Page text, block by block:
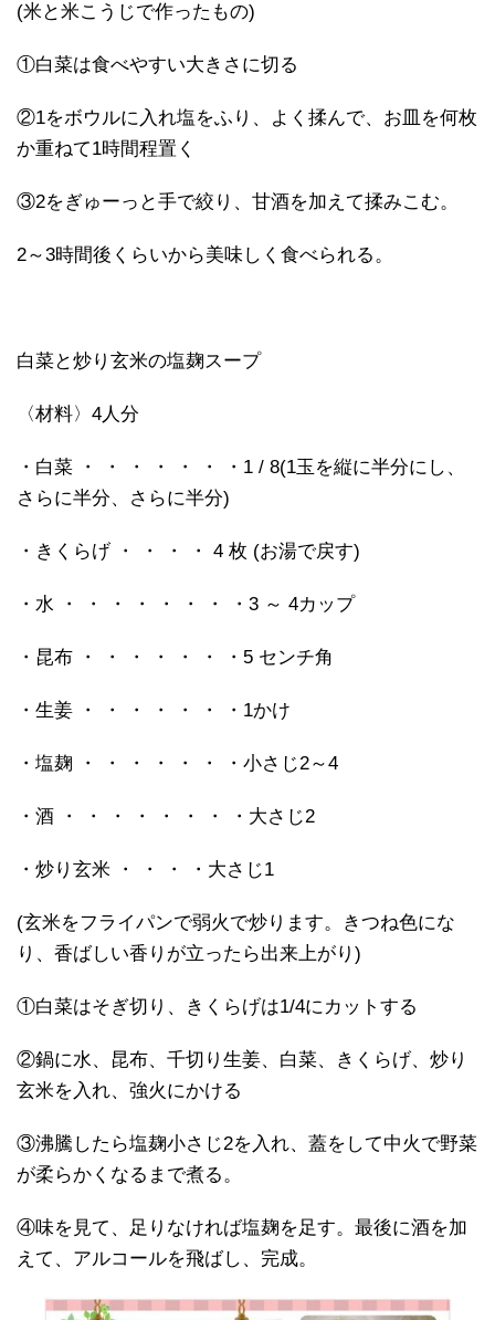
(米と米こうじで作ったもの)
①白菜は食べやすい大きさに切る
②1をボウルに入れ塩をふり、よく揉んで、お皿を何枚
か重ねて1時間程置く
③2をぎゅーっと手で絞り、甘酒を加えて揉みこむ。
2～3時間後くらいから美味しく食べられる。
白菜と炒り玄米の塩麹スープ
〈材料〉4人分
・白菜 ・ ・ ・ ・ ・ ・ ・1 / 8(1玉を縦に半分にし、
さらに半分、さらに半分)
・きくらげ ・ ・ ・ ・ 4 枚 (お湯で戻す)
・水 ・ ・ ・ ・ ・ ・ ・ ・3 ～ 4カップ
・昆布 ・ ・ ・ ・ ・ ・ ・5 センチ角
・生姜 ・ ・ ・ ・ ・ ・ ・1かけ
・塩麹 ・ ・ ・ ・ ・ ・ ・小さじ2～4
・酒 ・ ・ ・ ・ ・ ・ ・ ・大さじ2
・炒り玄米 ・ ・ ・ ・大さじ1
(玄米をフライパンで弱火で炒ります。きつね色にな
り、香ばしい香りが立ったら出来上がり)
①白菜はそぎ切り、きくらげは1/4にカットする
②鍋に水、昆布、千切り生姜、白菜、きくらげ、炒り
玄米を入れ、強火にかける
③沸騰したら塩麹小さじ2を入れ、蓋をして中火で野菜
が柔らかくなるまで煮る。
④味を見て、足りなければ塩麹を足す。最後に酒を加
えて、アルコールを飛ばし、完成。